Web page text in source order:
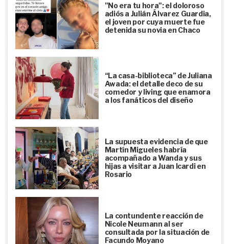
"No era tu hora": el doloroso
adiós a Julián Álvarez Guardia,
el joven por cuya muerte fue
detenida su novia en Chaco
“La casa-biblioteca” de Juliana
Awada: el detalle deco de su
comedor y living que enamora
a los fanáticos del diseño
La supuesta evidencia de que
Martín Migueles habría
acompañado a Wanda y sus
hijas a visitar a Juan Icardi en
Rosario
La contundente reacción de
Nicole Neumann al ser
consultada por la situación de
Facundo Moyano